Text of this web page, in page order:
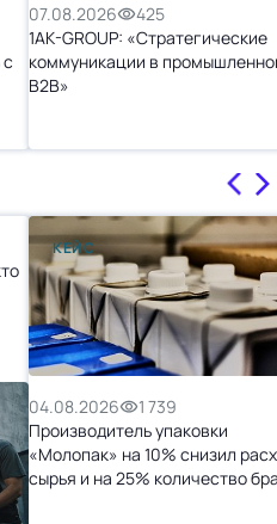
07.08.2026
425
1AK-GROUP: «Стратегические
коммуникации в
B2B»
КЕЙС
04.08.2026
1 739
Производитель упаковки
«Молопак» на 10% снизил
сырья и на 25% количество